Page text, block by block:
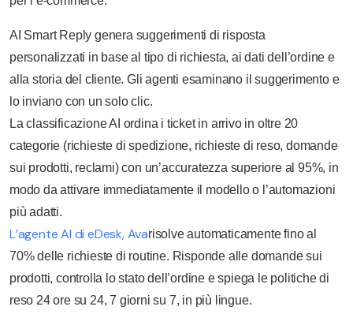
AI Smart Reply genera suggerimenti di risposta
personalizzati in base al tipo di richiesta, ai dati dell’ordine e
alla storia del cliente. Gli agenti esaminano il suggerimento e
lo inviano con un solo clic.
La classificazione AI ordina i ticket in arrivo in oltre 20
categorie (richieste di spedizione, richieste di reso, domande
sui prodotti, reclami) con un’accuratezza superiore al 95%, in
modo da attivare immediatamente il modello o l’automazioni
più adatti.
L’agente AI di eDesk, Avarisolve automaticamente fino al
70% delle richieste di routine. Risponde alle domande sui
prodotti, controlla lo stato dell’ordine e spiega le politiche di
reso 24 ore su 24, 7 giorni su 7, in più lingue.